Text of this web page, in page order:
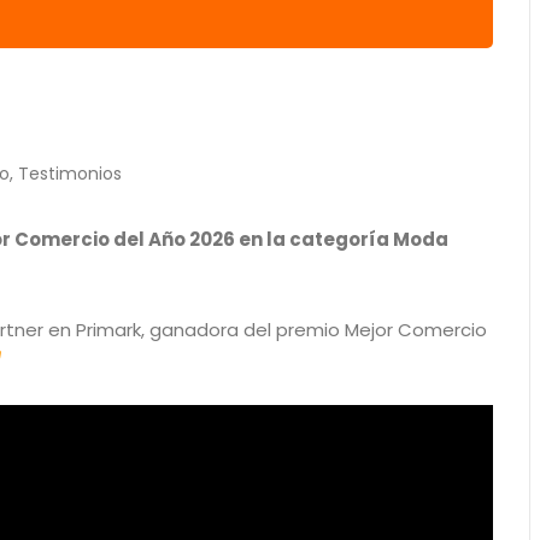
, Testimonios
Comercio del Año 2026 en la categoría Moda
en Primark, ganadora del premio Mejor Comercio